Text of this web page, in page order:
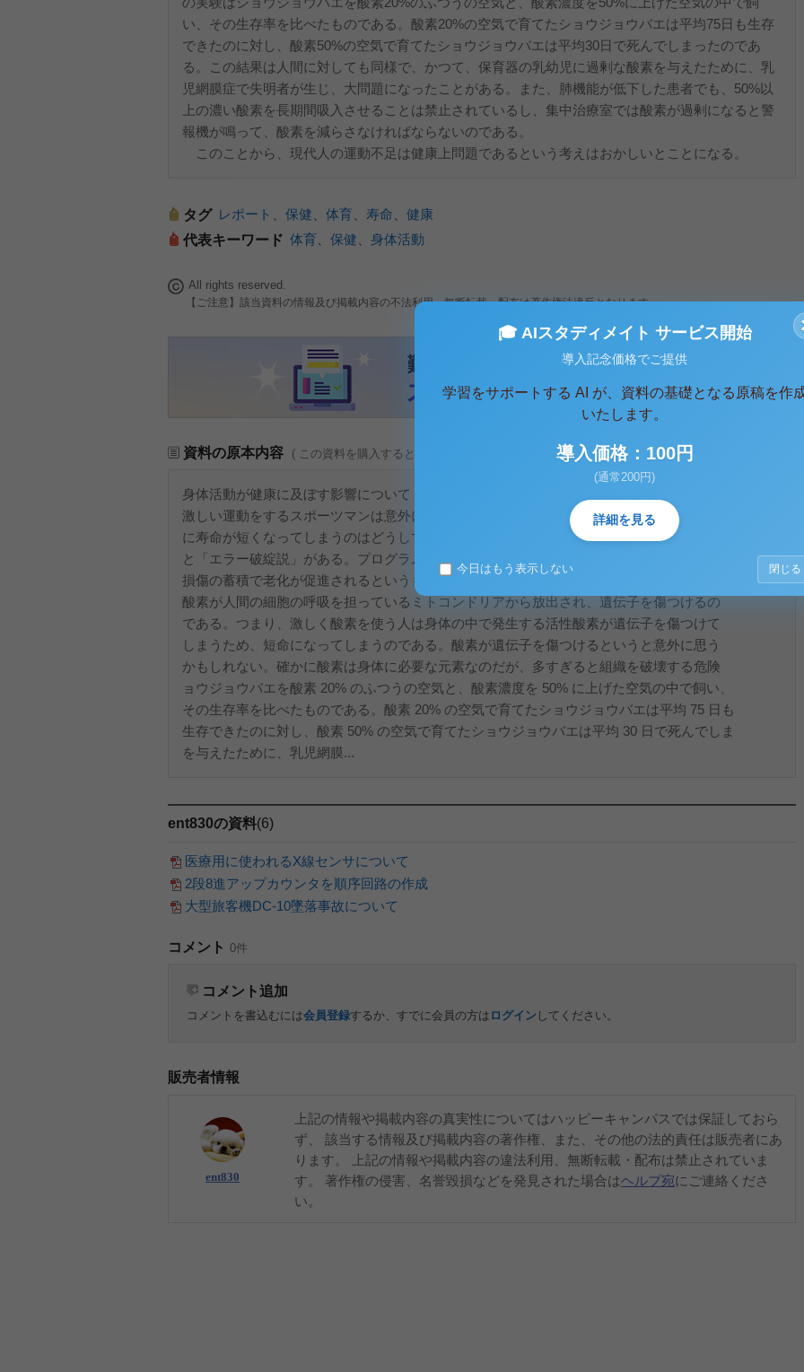
い、その生存率を比べたものである。酸素20%の空気で育てたショウジョウバエは平均75日も生存
できたのに対し、酸素50%の空気で育てたショウジョウバエは平均30日で死んでしまったのであ
る。この結果は人間に対しても同様で、かつて、保育器の乳幼児に過剰な酸素を与えたために、乳
児網膜症で失明者が生じ、大問題になったことがある。また、肺機能が低下した患者でも、50%以
上の濃い酸素を長期間吸入させることは禁止されているし、集中治療室では酸素が過剰になると警
報機が鳴って、酸素を減らさなければならないのである。
このことから、現代人の運動不足は健康上問題であるという考えはおかしいとことになる。
タグ レポート 保健 体育 寿命
健康
代表キーワード 体育 保健 身体活動
All rights reserved.
【ご注意】該当資料の情報及び掲載内容の不法利用、無断転載・配布は著作権法違反となります。
資料の原本内容 ( この資料を購入すると、テキストデータがみえます。 )
身体活動が健康に及ぼす影響について
激しい運動をするスポーツマンは意外に短命であるといわれている。運動をしているの
に寿命が短くなってしまうのはどうしてだろうか。まず、老化の学説には「プログラム説」
と「エラー破綻説」がある。プログラム説は遺伝子によって寿命が決まるというものであ
損傷の蓄積で老化が促進されるというものであり、特に活性酸素と呼ばれる反応しやすい
酸素が人間の細胞の呼吸を担っているミトコンドリアから放出され、遺伝子を傷つけるの
である。つまり、激しく酸素を使う人は身体の中で発生する活性酸素が遺伝子を傷つけて
しまうため、短命になってしまうのである。酸素が遺伝子を傷つけるというと意外に思う
かもしれない。確かに酸素は身体に必要な元素なのだが、多すぎると組織を破壊する危険
ョウジョウバエを酸素 20% のふつうの空気と、酸素濃度を 50% に上げた空気の中で飼い、
その生存率を比べたものである。酸素 20% の空気で育てたショウジョウバエは平均 75 日も
生存できたのに対し、酸素 50% の空気で育てたショウジョウバエは平均 30 日で死んでしま
を与えたために、乳児網膜...
ent830の資料(6)
医療用に使われるX線センサについて
2段8進アップカウンタを順序回路の作成
大型旅客機DC-10墜落事故について
コメント 0件
コメント追加
コメントを書込むには会員登録するか、すでに会員の方は ログイン してください。
販売者情報
ent830
上記の情報や掲載内容の真実性についてはハッピーキャンパスでは保証しておら
ず、 該当する情報及び掲載内容の著作権、また、その他の法的責任は販売者にあ
ります。 上記の情報や掲載内容の違法利用、無断転載・配布は禁止されていま
す。 著作権の侵害、名誉毀損などを発見された場合はヘルプ宛にご連絡くださ
い。
🎓 AIスタディメイト サービス開始
導入記念価格でご提供
学習をサポートする AI が、資料の基礎となる原稿を作
いたします。
導入価格：100円
(通常200円)
詳細を見る
今日はもう表示しない 閉じる